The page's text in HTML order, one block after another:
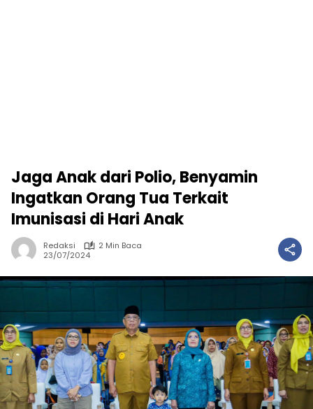
Jaga Anak dari Polio, Benyamin
Ingatkan Orang Tua Terkait
Imunisasi di Hari Anak
Redaksi
2 Min Baca
23/07/2024